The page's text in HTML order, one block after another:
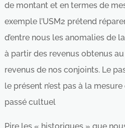
de montant et en termes de
exemple l’USM2 prétend
d’entre nous les anomalies de
à partir des revenus obtenus
revenus de nos conjoints. Le
le présent n’est pas à la
passé cultuel